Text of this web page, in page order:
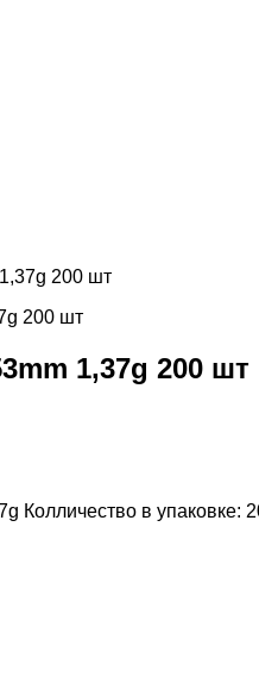
200 шт
1,37g 200 шт
Колличество в упаковке: